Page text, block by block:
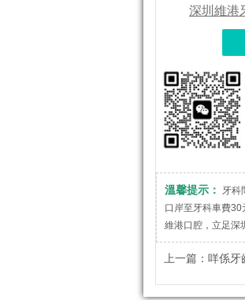
深圳維港
溫馨提示：
牙科
口岸至牙科車費30
維港口腔，立足深
上一篇： 咩係牙齒